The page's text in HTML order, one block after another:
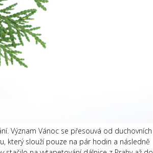
Význam Vánoc se přesouvá od duchovních
který slouží pouze na pár hodin a následně